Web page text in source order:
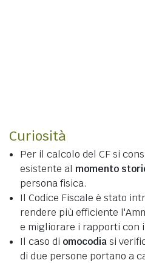
Curiosità
Per il calcolo del CF si
esistente al momento
persona fisica.
Il Codice Fiscale è stato
rendere più efficiente
e migliorare i rapporti con
Il caso di omocodiasi
di due persone portano a